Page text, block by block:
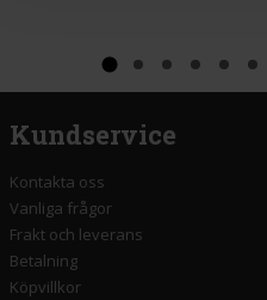
Kundservice
Kontakta oss
Vanliga frågor
Frakt och leverans
Betalning
Köpvillkor